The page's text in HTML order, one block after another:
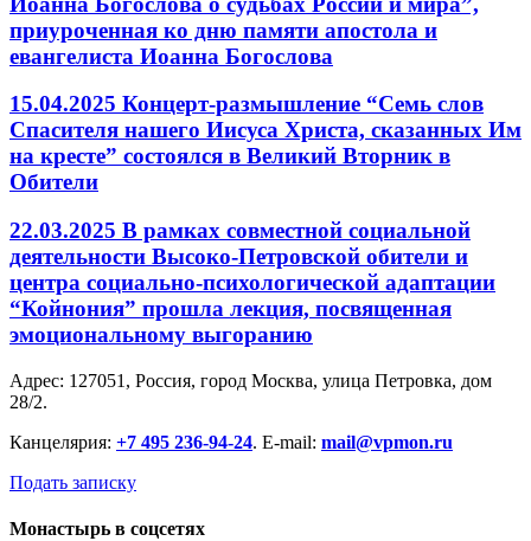
приуроченная ко дню памяти апостола и
евангелиста Иоанна Богослова
15.04.2025 Концерт-размышление “Семь слов
Спасителя нашего Иисуса Христа, сказанных Им
на кресте” состоялся в Великий Вторник в
Обители
22.03.2025 В рамках совместной социальной
деятельности Высоко-Петровской обители и
центра социально-психологической адаптации
“Койнония” прошла лекция, посвященная
эмоциональному выгоранию
Адрес: 127051, Россия, город Москва, улица Петровка, дом
28/2.
Канцелярия: +7 495 236-94-24. E-mail: mail@vpmon.ru
Подать записку
Монастырь в соцсетях